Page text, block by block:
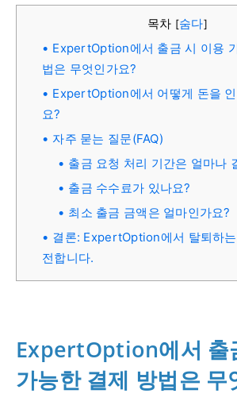
목차 [숨다]
ExpertOption에서 출금 시 이용
법은 무엇인가요?
ExpertOption에서 어떻게 돈을
요?
자주 묻는 질문(FAQ)
출금 요청 처리 기간은 얼마나
출금 수수료가 있나요?
최소 출금 금액은 얼마인가요?
결론: ExpertOption에서 탈퇴하
전합니다.
ExpertOption에서 출
가능한 결제 방법은 무